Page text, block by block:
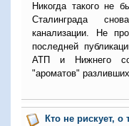
Никогда такого не
Сталинграда
канализации. Не
последней
АТП и Нижнего
"ароматов"
Кто не рискует,